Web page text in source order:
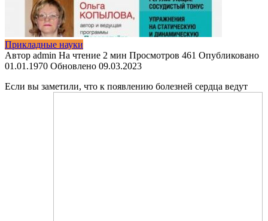
Прикладные науки
Автор admin На чтение 2 мин Просмотров 461 Опубликовано
01.01.1970 Обновлено 09.03.2023
Если вы заметили, что к появлению болезней сердца ведут